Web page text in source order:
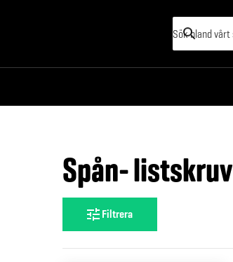
Spån- listskruv
Filtrera